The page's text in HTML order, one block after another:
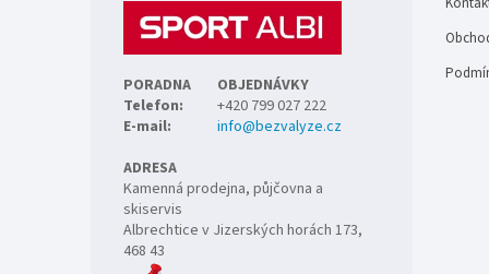
PORADNA
OBJEDNÁVKY
Telefon:
+420 799 027 222
E-mail:
info@bezvalyze.cz
ADRESA
Kamenná prodejna, půjčovna a
skiservis
Albrechtice v Jizerských horách 173,
468 43